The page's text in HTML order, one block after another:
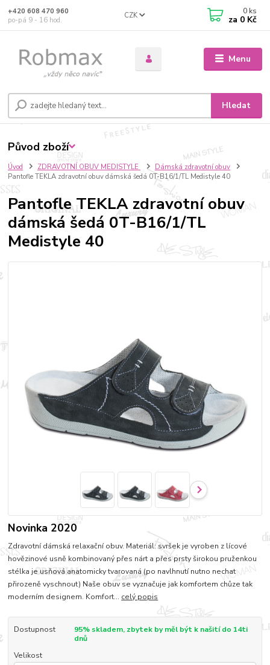
Menu
CZK
Hledat
+420 608 470 960
po-pá 9 - 16 hod.
0 ks
za 0 Kč
Úvod ZDRAVOTNÍ OBUV MEDISTYLE
Dámská zdravotní obuv
Pantofle TEKLA zdravotní obuv dámská šedá 0T-B16/1/TL Medistyle 40
Pantofle TEKLA zdravotní obuv
dámská šedá 0T-B16/1/TL
Medistyle 40
Novinka 2020
Zdravotní dámská relaxační obuv. Materiál: svršek je vyroben z lícové
hovězinové usně kombinovaný přes nárt a přes prsty širokou pruženkou
stélka je usňová anatomicky tvarovaná (po navlhnutí nutno nechat
přirozeně vyschnout) Naše obuv se vyznačuje jak komfortem chůze tak
moderním designem. Komfort... celý popis
Dostupnost
95% skladem, zbytek by měl být k našití do 14ti
dnů
Velikost
Původ zboží